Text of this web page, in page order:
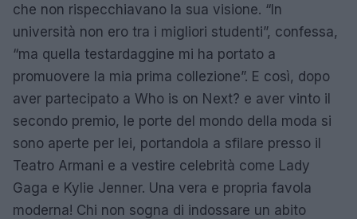
che non rispecchiavano la sua visione. “In
università non ero tra i migliori studenti”, confessa,
“ma quella testardaggine mi ha portato a
promuovere la mia prima collezione”. E così, dopo
aver partecipato a Who is on Next? e aver vinto il
secondo premio, le porte del mondo della moda si
sono aperte per lei, portandola a sfilare presso il
Teatro Armani e a vestire celebrità come Lady
Gaga e Kylie Jenner. Una vera e propria favola
moderna! Chi non sogna di indossare un abito